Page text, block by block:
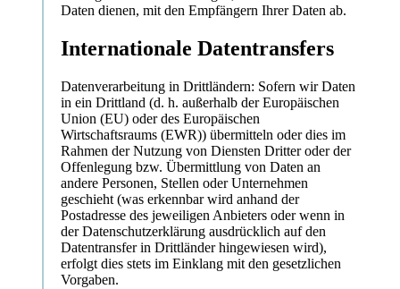
Daten dienen, mit den Empfängern Ihrer Daten ab.
Internationale Datentransfers
Datenverarbeitung in Drittländern: Sofern wir Daten
in ein Drittland (d. h. außerhalb der Europäischen
Union (EU) oder des Europäischen
Wirtschaftsraums (EWR)) übermitteln oder dies im
Rahmen der Nutzung von Diensten Dritter oder der
Offenlegung bzw. Übermittlung von Daten an
andere Personen, Stellen oder Unternehmen
geschieht (was erkennbar wird anhand der
Postadresse des jeweiligen Anbieters oder wenn in
der Datenschutzerklärung ausdrücklich auf den
Datentransfer in Drittländer hingewiesen wird),
erfolgt dies stets im Einklang mit den gesetzlichen
Vorgaben.